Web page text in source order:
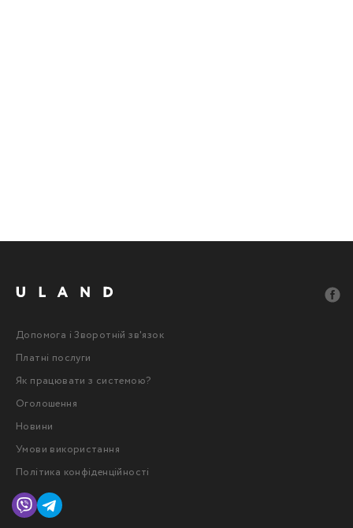
Допомога і Зворотній зв'язок
Платні послуги
Як працювати з системою?
Оголошення
Новини
Умови використання
Політика конфіденційності